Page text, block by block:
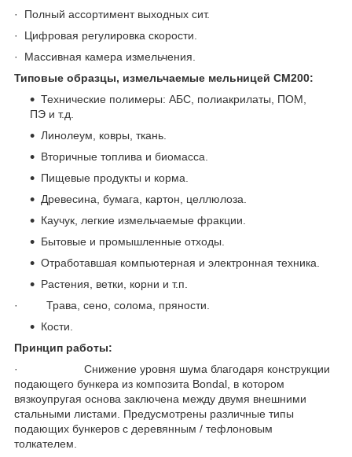
· Полный ассортимент выходных сит.
· Цифровая регулировка скорости.
· Массивная камера измельчения.
Типовые образцы, измельчаемые мельницей CM200:
Технические полимеры: АБС, полиакрилаты, ПОМ,
ПЭ и т.д.
Линолеум, ковры, ткань.
Вторичные топлива и биомасса.
Пищевые продукты и корма.
Древесина, бумага, картон, целлюлоза.
Каучук, легкие измельчаемые фракции.
Бытовые и промышленные отходы.
Отработавшая компьютерная и электронная техника.
Растения, ветки, корни и т.п.
· Трава, сено, солома, пряности.
Кости.
Принцип работы:
· Снижение уровня шума благодаря конструкции
подающего бункера из композита Bondal, в котором
вязкоупругая основа заключена между двумя внешними
стальными листами. Предусмотрены различные типы
подающих бункеров с деревянным / тефлоновым
толкателем.